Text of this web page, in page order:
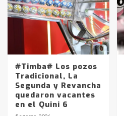
#Timba# Los pozos
Tradicional, La
Segunda y Revancha
quedaron vacantes
en el Quini 6